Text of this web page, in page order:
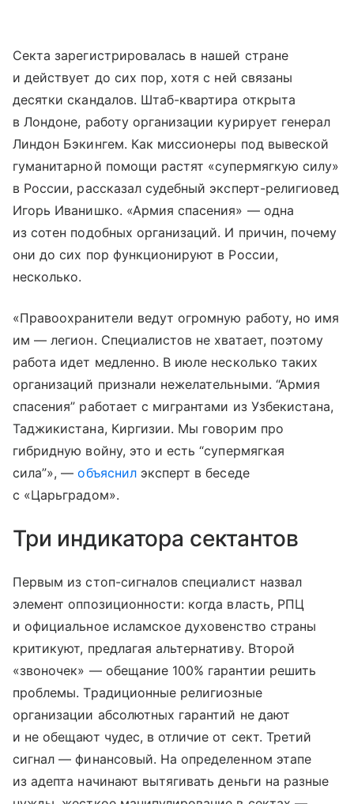
Секта зарегистрировалась в нашей стране
и действует до сих пор, хотя с ней связаны
десятки скандалов. Штаб-квартира открыта
в Лондоне, работу организации курирует генерал
Линдон Бэкингем. Как миссионеры под вывеской
гуманитарной помощи растят «супермягкую силу»
в России, рассказал судебный эксперт-религиовед
Игорь Иванишко. «Армия спасения» — одна
из сотен подобных организаций. И причин, почему
они до сих пор функционируют в России,
несколько.
«Правоохранители ведут огромную работу, но имя
им — легион. Специалистов не хватает, поэтому
работа идет медленно. В июле несколько таких
организаций признали нежелательными. “Армия
спасения” работает с мигрантами из Узбекистана,
Таджикистана, Киргизии. Мы говорим про
гибридную войну, это и есть “супермягкая
сила”», —объяснилэксперт в беседе
с «Царьградом».
Три индикатора сектантов
Первым из стоп-сигналов специалист назвал
элемент оппозиционности: когда власть, РПЦ
и официальное исламское духовенство страны
критикуют, предлагая альтернативу. Второй
«звоночек» — обещание 100% гарантии решить
проблемы. Традиционные религиозные
организации абсолютных гарантий не дают
и не обещают чудес, в отличие от сект. Третий
сигнал — финансовый. На определенном этапе
из адепта начинают вытягивать деньги на разные